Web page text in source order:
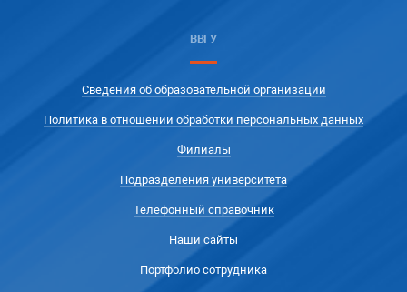
ВВГУ
Сведения об образовательной организации
Политика в отношении обработки персональных данных
Филиалы
Подразделения университета
Телефонный справочник
Наши сайты
Портфолио сотрудника